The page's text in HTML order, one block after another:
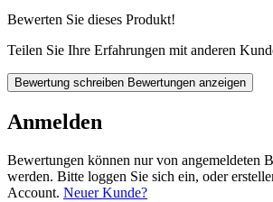
Bewerten Sie dieses Produkt!
Teilen Sie Ihre Erfahrungen mit anderen
Bewertung schreiben Bewertungen anzeigen
Anmelden
Bewertungen können nur von angemeldeten
werden. Bitte loggen Sie sich ein, oder
Account. Neuer Kunde?